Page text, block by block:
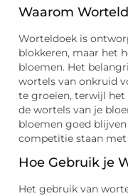
Waarom
Worteldoek is
blokkeren, maar het
bloemen. Het
wortels van onkruid
te groeien, terwijl
de wortels van je
bloemen goed
competitie staan
Hoe Gebruik je
Het gebruik van